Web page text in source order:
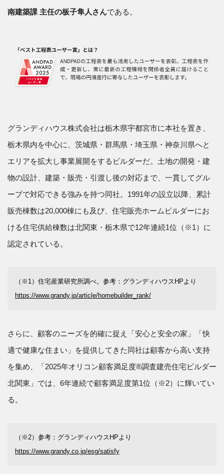
南建築課 主任の板子隼人さんである。
グランディハウス株式会社は栃木県宇都宮市に本社を置き、
栃木県内を中心に、茨城県・群馬県・埼玉県・神奈川県へと
エリアを拡大し事業展開をするビルダーだ。土地の開発・建
物の設計、建築・販売・引渡し後の対応まで、一貫してグル
ープで対応できる強みを持つ同社。1991年の設立以降、累計
販売棟数は20,000棟にも及び、住宅販売ホームビルダーにお
ける住宅供給棟数は北関東・栃木県で12年連続1位（※1）に
認定されている。
（※1）住宅産業研究所調べ。参考：グランディハウスHPより
https://www.grandy.jp/article/homebuilder_rank/
さらに、顧客のニーズを的確に捉え「安心と安全の家」「快
適で健康な住まい」を提供してきた同社は顧客から高い支持
を集め、「2025年オリコン顧客満足度®︎調査建売住宅ビルダー
北関東」では、6年連続で顧客満足度第1位（※2）に輝いてい
る。
（※2）参考：グランディハウスHPより
https://www.grandy.co.jp/esg/satisfy